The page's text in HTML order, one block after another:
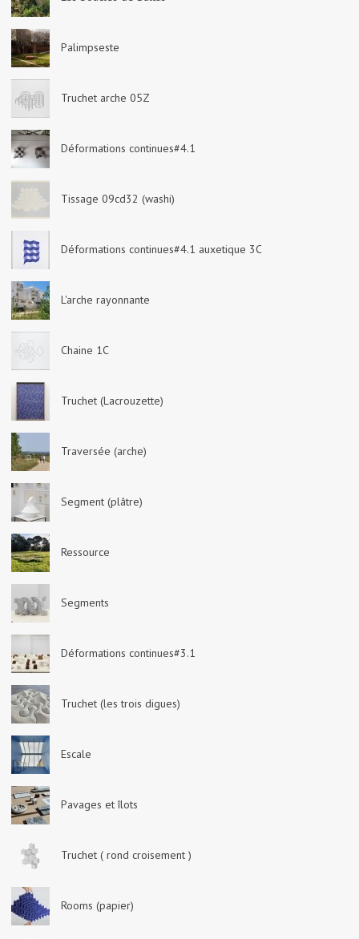
Palimpseste
Truchet arche 05Z
Déformations continues#4.1
Tissage 09cd32 (washi)
Déformations continues#4.1 auxetique 3C
L'arche rayonnante
Chaine 1C
Truchet (Lacrouzette)
Traversée (arche)
Segment (plâtre)
Ressource
Segments
Déformations continues#3.1
Truchet (les trois digues)
Escale
Pavages et îlots
Truchet ( rond croisement )
Rooms (papier)